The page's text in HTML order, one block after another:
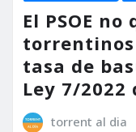
El PSOE
torrentinos
tasa de
Ley 7/2022
torrent al dia